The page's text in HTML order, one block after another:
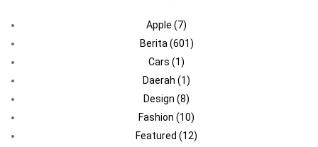
Apple (7)
Berita (601)
Cars (1)
Daerah (1)
Design (8)
Fashion (10)
Featured (12)